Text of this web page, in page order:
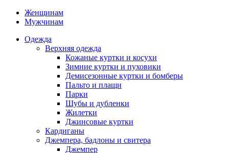
Женщинам
Мужчинам
Одежда
Верхняя одежда
Кожаные куртки и косухи
Зимние куртки и пуховики
Демисезонные куртки и бомберы
Пальто и плащи
Парки
Шубы и дубленки
Жилетки
Джинсовые куртки
Кардиганы
Джемпера, бадлоны и свитера
Джемпер